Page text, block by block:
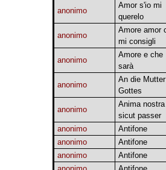
anonimo
Amor s'io mi
querelo
anonimo
Amore amor
mi consigli
anonimo
Amore e che
sarà
anonimo
An die Mutter
Gottes
anonimo
Anima nostra
sicut passer
anonimo
Antifone
anonimo
Antifone
anonimo
Antifone